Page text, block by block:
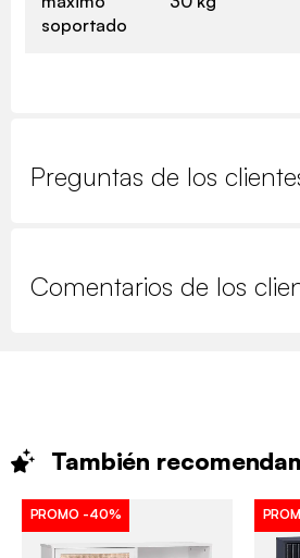
soportado
Preguntas de los
Comentarios de los
También
PROMO -40%